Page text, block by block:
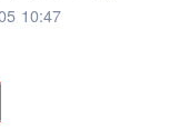
10:47